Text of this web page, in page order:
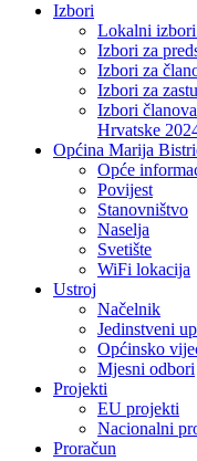
Izbori
Lokalni
Izbori za
Izbori za
Izbori za
Izbori
Hrvatske
Općina Marija
Opće
Povijest
Stanovništvo
Naselja
Svetište
WiFi lokacija
Ustroj
Načelnik
Jedinstveni
Općinsko
Mjesni odbori
Projekti
EU projekti
Nacionalni
Proračun